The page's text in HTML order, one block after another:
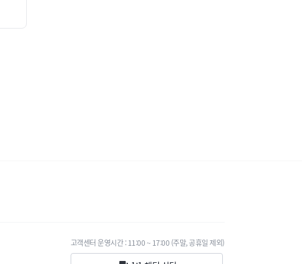
고객센터 운영시간 : 11:00 ~ 17:00 (주말, 공휴일 제외)